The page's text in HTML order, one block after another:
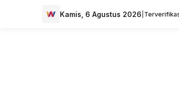
Kamis, 6 Agustus 2026